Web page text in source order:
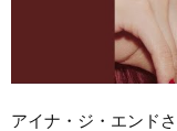
アイナ・ジ・エンド